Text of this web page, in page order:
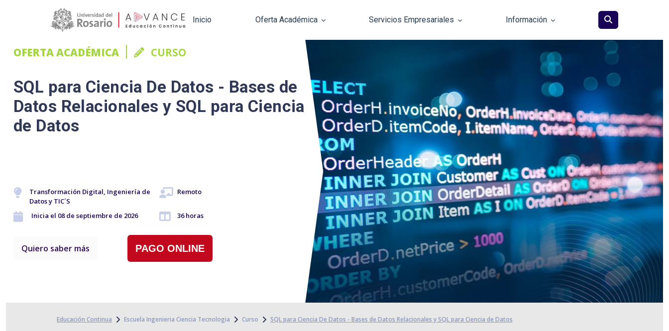
Main navigation
Inicio Oferta Académica Servicios Empresariales Información
OFERTA ACADÉMICA CURSO
SQL para Ciencia De Datos - Bases de
Datos Relacionales y SQL para Ciencia
de Datos
Transformación Digital, Ingeniería de
Datos y TIC´S
Remoto
Inicia el 08 de septiembre de 2026 36 horas
Quiero saber más PAGO ONLINE
Educación Continua Escuela Ingenieria Ciencia Tecnologia Curso SQL para Ciencia De Datos - Bases de Datos Relacionales y SQL para Ciencia de Datos